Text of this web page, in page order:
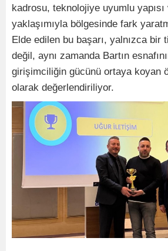
kadrosu, teknolojiye uyumlu yapısı
yaklaşımıyla bölgesinde fark
Elde edilen bu başarı, yalnızca bir
değil, aynı zamanda Bartın
girişimciliğin gücünü ortaya koyan
olarak değerlendiriliyor.